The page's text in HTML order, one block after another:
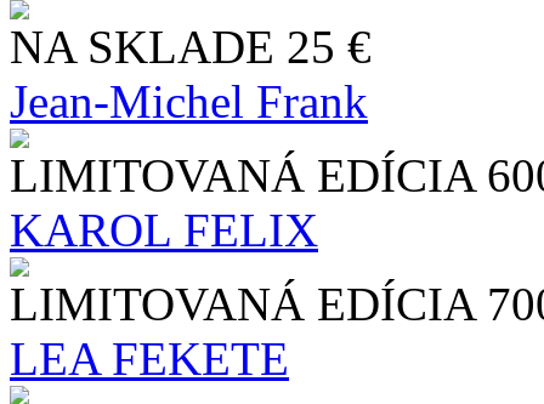
NA SKLADE 25 €
Jean-Michel Frank
LIMITOVANÁ EDÍCIA
KAROL FELIX
LIMITOVANÁ EDÍCIA
LEA FEKETE